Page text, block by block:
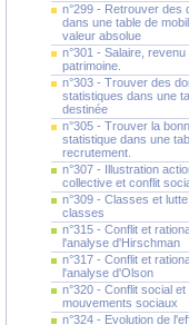
n°299 - Retrouver des
dans une table de
valeur absolue
n°301 - Salaire, revenu
patrimoine.
n°303 - Trouver des
statistiques dans une
destinée
n°305 - Trouver la
statistique dans une
recrutement.
n°307 - Illustration
collective et conflit
n°309 - Classes et
classes
n°315 - Conflit et
l'analyse d'Hirschman
n°317 - Conflit et
l'analyse d'Olson
n°320 - Conflit social
mouvements sociaux
n°324 - Evolution de